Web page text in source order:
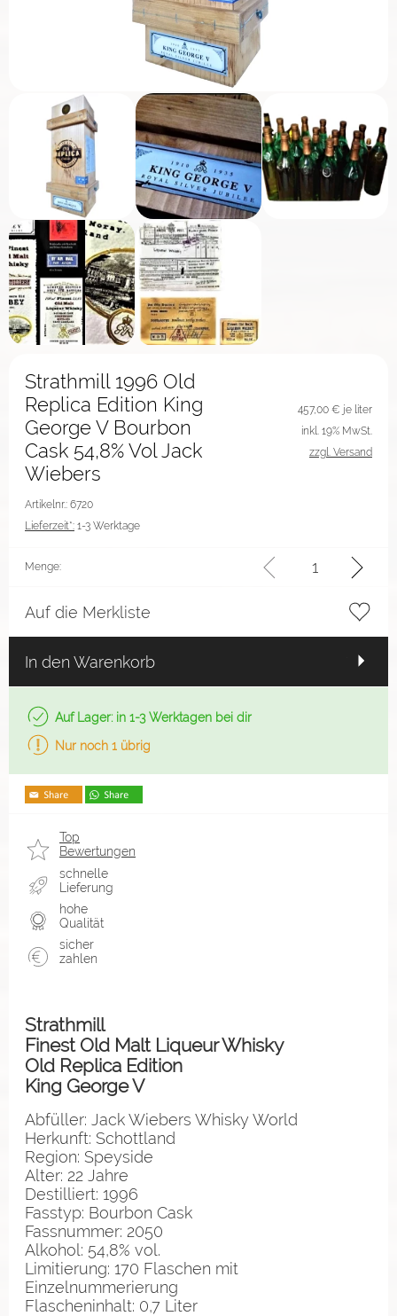
Strathmill 1996 Old
Replica Edition King
George V Bourbon
Cask 54,8% Vol Jack
Wiebers
Artikelnr.: 6720
Lieferzeit*: 1-3 Werktage
457,00 € je liter
inkl. 19% MwSt.
zzgl. Versand
Menge:
Auf die Merkliste
In den Warenkorb
Auf Lager: in 1-3 Werktagen bei dir
Nur noch 1 übrig
Top
Bewertungen
schnelle
Lieferung
hohe
Qualität
sicher
zahlen
Strathmill
Finest Old Malt Liqueur Whisky
Old Replica Edition
King George V
Abfüller: Jack Wiebers Whisky World
Herkunft: Schottland
Region: Speyside
Alter: 22 Jahre
Destilliert: 1996
Fasstyp: Bourbon Cask
Fassnummer: 2050
Alkohol: 54,8% vol.
Limitierung: 170 Flaschen mit
Einzelnummerierung
Flascheninhalt: 0,7 Liter